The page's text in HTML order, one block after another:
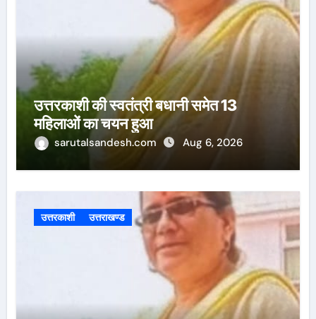
उत्तरकाशी की स्वतंत्री बधानी समेत 13
महिलाओं का चयन हुआ
sarutalsandesh.com Aug 6, 2026
उत्तरकाशी उत्तराखण्ड